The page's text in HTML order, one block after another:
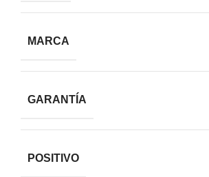
MARCA
GARANTÍA
POSITIVO